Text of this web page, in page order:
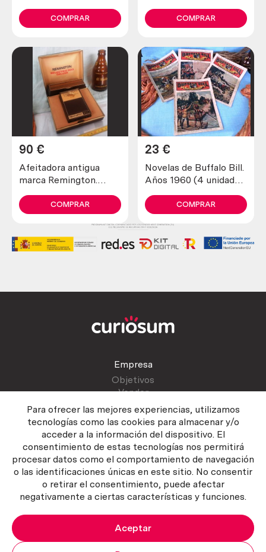
Para ofrecer las mejores experiencias, utilizamos
tecnologías como las cookies para almacenar y/o
acceder a la información del dispositivo. El
consentimiento de estas tecnologías nos permitirá
procesar datos como el comportamiento de navegación
o las identificaciones únicas en este sitio. No consentir
o retirar el consentimiento, puede afectar
negativamente a ciertas características y funciones.
Aceptar
estado.
COMPRAR COMPRAR
Afeitadora antigua
marca Remington.
colección
90 €
COMPRAR
Novelas de Buffalo Bill.
Años 1960 (4 unidades
23 €
COMPRAR
Empresa
Objetivos
Vender
Atención al cliente
Contactar
Manual del vendedor
Política del servicio
Política de Cookies